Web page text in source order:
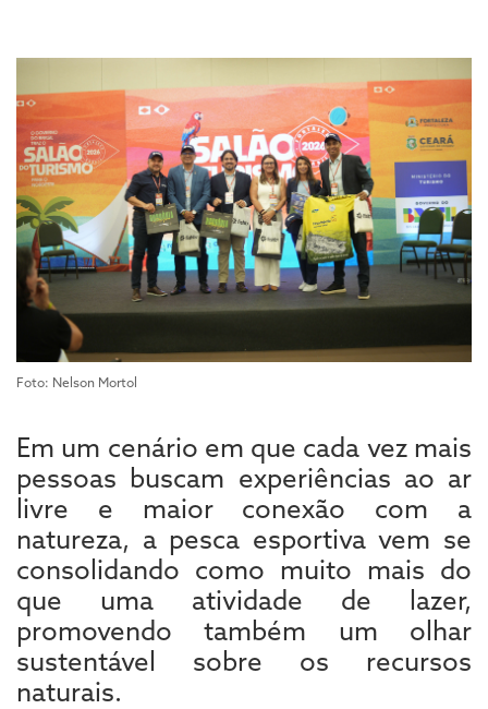
Foto: Nelson Mortol
Em um cenário em que cada vez mais
pessoas buscam experiências ao ar
livre e maior conexão com a
natureza, a pesca esportiva vem se
consolidando como muito mais do
que uma atividade de lazer,
promovendo também um olhar
sustentável sobre os recursos
naturais.